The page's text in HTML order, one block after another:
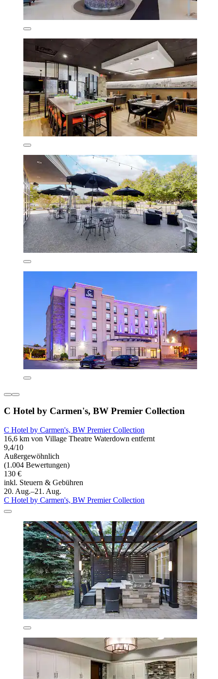
C Hotel by Carmen's, BW Premier Collection
C Hotel by Carmen's, BW Premier Collection
16,6 km von Village Theatre Waterdown entfernt
9,4/10
Außergewöhnlich
(1.004 Bewertungen)
130 €
inkl. Steuern & Gebühren
20. Aug.–21. Aug.
C Hotel by Carmen's, BW Premier Collection